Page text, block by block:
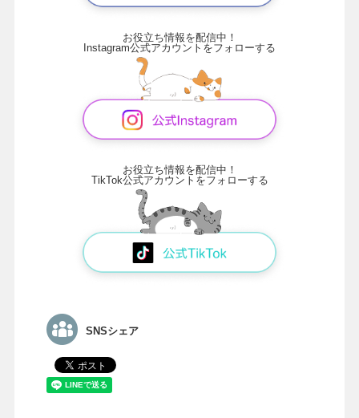
お役立ち情報を配信中！
Instagram公式アカウントをフォローする
お役立ち情報を配信中！
TikTok公式アカウントをフォローする
SNSシェア